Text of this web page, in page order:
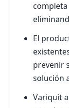
completa
El
prevenir
solución
Variquit